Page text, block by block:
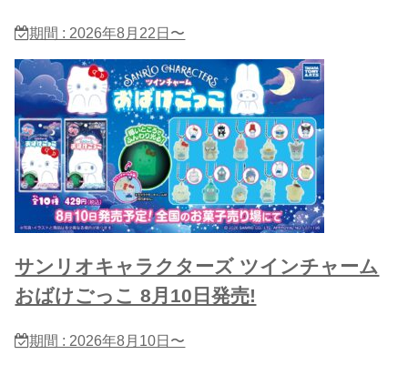
期間 : 2026年8月22日〜
サンリオキャラクターズ ツインチャーム
おばけごっこ 8月10日発売!
期間 : 2026年8月10日〜